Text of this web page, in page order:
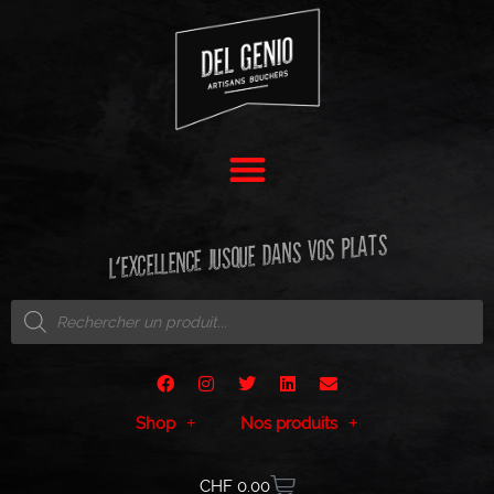
L'EXCELLENCE JUSQUE DANS VOS PLATS
Shop Nos produits
CHF0.00